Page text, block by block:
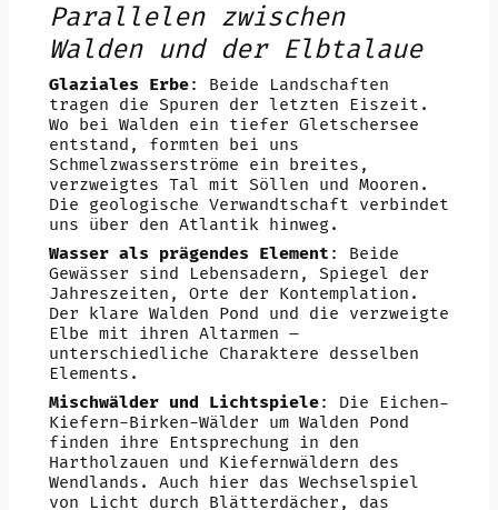
Parallelen zwischen
Walden und der Elbtalaue
Glaziales Erbe: Beide Landschaften
tragen die Spuren der letzten Eiszeit.
Wo bei Walden ein tiefer Gletschersee
entstand, formten bei uns
Schmelzwasserströme ein breites,
verzweigtes Tal mit Söllen und Mooren.
Die geologische Verwandtschaft verbindet
uns über den Atlantik hinweg.
Wasser als prägendes Element : Beide
Gewässer sind Lebensadern, Spiegel der
Jahreszeiten, Orte der Kontemplation.
Der klare Walden Pond und die verzweigte
Elbe mit ihren Altarmen –
unterschiedliche Charaktere desselben
Elements.
Mischwälder und Lichtspiele: Die Eichen-
Kiefern-Birken-Wälder um Walden Pond
finden ihre Entsprechung in den
Hartholzauen und Kiefernwäldern des
Wendlands. Auch hier das Wechselspiel
von Licht durch Blätterdächer, das